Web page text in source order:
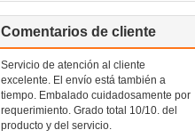
Comentarios de cliente
Servicio de atención al cliente
excelente. El envío está también a
tiempo. Embalado cuidadosamente por
requerimiento. Grado total 10/10. del
producto y del servicio.